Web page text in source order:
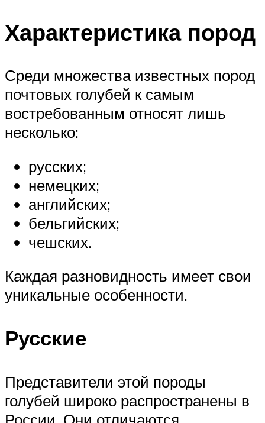
Характеристика пород
Среди множества известных пород
почтовых голубей к самым
востребованным относят лишь
несколько:
русских;
немецких;
английских;
бельгийских;
чешских.
Каждая разновидность имеет свои
уникальные особенности.
Русские
Представители этой породы
голубей широко распространены в
России. Они отличаются